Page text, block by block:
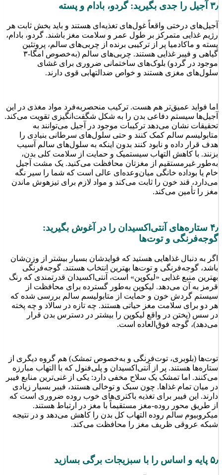
۳٫ آجیل را جدی بگیرید: گردو، بادام و پسته
آجیل‌های درختی واقعاً غول‌های تغذیه‌ای هستند و باید بخش ثابت هر
رژیم غذایی متمرکز بر طول عمر و سلامت مغز باشند. گردو، بادام،
پسته و ماکادمیا پر از ترکیبی برنده از چربی‌های سالم، پروتئین
گیاهی و فیبر غذایی هستند. چربی‌های سالم (به‌خصوص امگا-۳
موجود در گردو) بلوک‌های ساختمانی ضروری برای غشای
سلول‌های مغزی هستند و خواص ضدالتهابی قوی دارند.
اما فواید عمیق‌تر هم هست. ترکیب منحصربه‌فرد مواد مغذی در این
آجیل‌ها سیستم دفاعی بدن را به شکل شگفت‌انگیزی تقویت می‌کند.
تحقیقات نشان می‌دهد ترکیبات موجود در آجیل می‌توانند به
متابولیسم سالم کمک کنند و حتی سلول‌های سرطانی بنیادی را
هدف قرار داده و نابود کنند بدون اینکه به سلول‌های سالم آسیب
بزنند. با کاهش التهاب سیستمیک و حمایت از سلامت کلی بدن،
به‌طور غیرمستقیم از مغزتان محافظت می‌کنید. یک مشت آجیل
خام یا بوداده خانگی میان‌وعده‌ای عالی است که شما را سیر نگه
می‌دارد، قند خون را ثابت می‌کند و مواد لازم برای تیزهوش ماندن
مغز را تأمین می‌کند.
۴٫ ستاره‌های آنتی‌اکسیدان را در آغوش بگیرید:
گوجه‌فرنگی و توت‌ها
اگر به دنبال غذاهایی هستید که فوایدشان بسیار بیشتر از وزن‌شان
باشد، گوجه‌فرنگی و توت‌ها بهترین انتخاب هستند. گوجه‌فرنگی
بهترین منبع غذایی «لیکوپن» است، آنتی‌اکسیدان قدرتمندی که رنگ
قرمز به آن می‌دهد. لیکوپن به‌طور گسترده برای محافظت از
سیستم گردش خون و حمایت از متابولیسم سالم بررسی شده که
هر دو برای سلامت مغز حیاتی هستند. چه تازه در سالاد و چه پخته
در سس (پختن در واقع لیکوپن را بیشتر در دسترس بدن قرار
می‌دهد)، گوجه فوق‌العاده است.
توت‌ها (بلوبری، توت‌فرنگی و به‌خصوص تمشک) هم گروه دیگری از
ستاره‌ها هستند. پر از آنتی‌اکسیدان و پلی‌فنول که با التهاب مبارزه
می‌کنند. اما تمشک یک سلاح مخفی دارد: یکی از غنی‌ترین منابع فیبر
در میان تمام غذاها. چون سبک و توخالی هستند، فیبر بسیار زیادی
دارند. این فیبر برای تغذیه باکتری‌های خوب روده ضروری است که
از طریق محور روده-مغز مستقیماً با مغز در ارتباط هستند.
میکروبیوم سالم روده التهاب کل بدن را کاهش می‌دهد و در نتیجه
شبکه عروقی ظریف مغز را محافظت می‌کند.
۵٫ پایه و اساس را با سبزیجات برگی بسازید